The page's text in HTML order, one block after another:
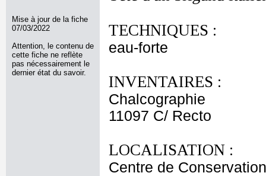
Mise à jour de la fiche
07/03/2022
Attention, le contenu de
cette fiche ne reflète
pas nécessairement le
dernier état du savoir.
TECHNIQUES :
eau-forte
INVENTAIRES :
Chalcographie
11097 C/ Recto
LOCALISATION :
Centre de